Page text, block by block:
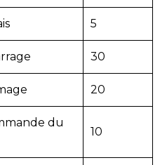
5
30
20
du
10